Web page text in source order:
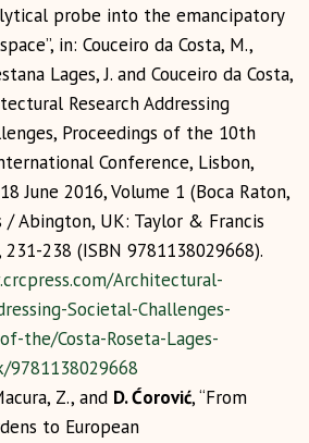
probe into the emancipatory
in: Couceiro da Costa, M.,
Lages, J. and Couceiro da Costa,
Research Addressing
Proceedings of the 10th
Conference, Lisbon,
June 2016, Volume 1 (Boca Raton,
/ Abington, UK: Taylor & Francis
231-238 (ISBN 9781138029668).
Architectural-
Societal-Challenges-
the/Costa-Roseta-Lages-
9781138029668
Z., and D. Ćorović, “From
to European